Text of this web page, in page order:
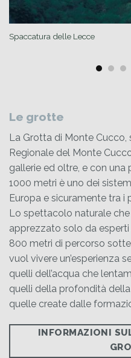
Spaccatura delle Lecce
Le grotte
La Grotta di Monte Cucco
Regionale del Monte
gallerie ed oltre, e con
1000 metri è uno dei
Europa e sicuramente tra i
Lo spettacolo naturale
apprezzato solo da
800 metri di percorso
vuol vivere un’esperienza
quelli dell’acqua che
quelli della profondità
quelle create dalle
INFORMAZIONI